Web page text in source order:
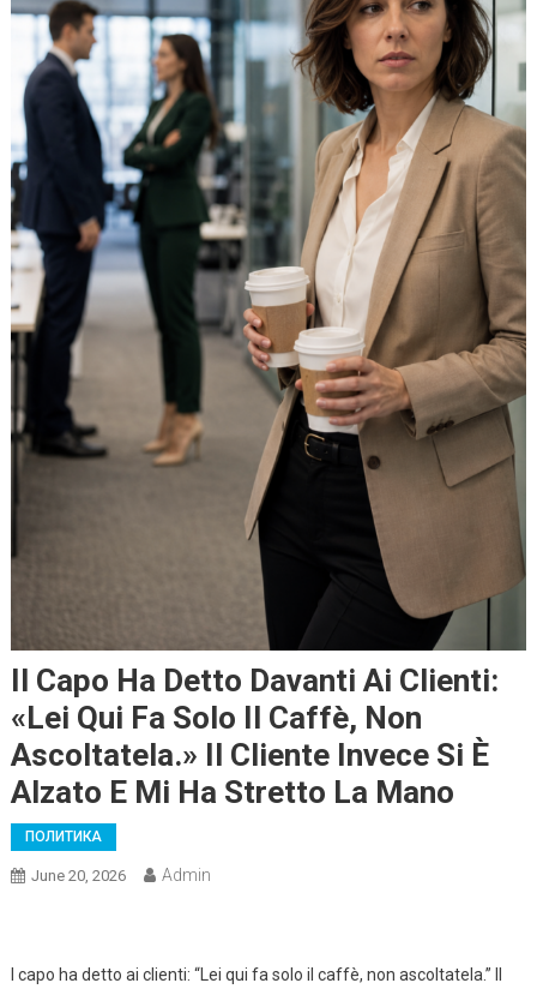
Il Capo Ha Detto Davanti Ai Clienti:
«Lei Qui Fa Solo Il Caffè, Non
Ascoltatela.» Il Cliente Invece Si È
Alzato E Mi Ha Stretto La Mano
ПОЛИТИКА
June 20, 2026 Admin
l capo ha detto ai clienti: “Lei qui fa solo il caffè, non ascoltatela.” Il